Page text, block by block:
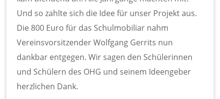
Und so zahlte sich die Idee für unser Projekt aus.
Die 800 Euro für das Schulmobiliar nahm
Vereinsvorsitzender Wolfgang Gerrits nun
dankbar entgegen. Wir sagen den Schülerinnen
und Schülern des OHG und seinem Ideengeber
herzlichen Dank.